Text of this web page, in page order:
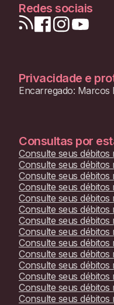
Redes sociais
Privacidade e
Encarregado: Marcos
Consultas por
Consulte seus débitos
Consulte seus débitos
Consulte seus débitos
Consulte seus débitos
Consulte seus débitos
Consulte seus débitos
Consulte seus débitos
Consulte seus débitos
Consulte seus débitos
Consulte seus débitos
Consulte seus débitos
Consulte seus débitos
Consulte seus débitos
Consulte seus débitos